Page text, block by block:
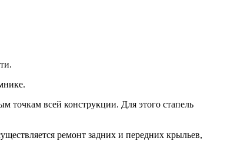
точкам всей конструкции. Для этого стапель
ремонт задних и передних крыльев,